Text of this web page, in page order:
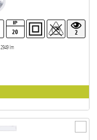
20 2
2949 lm